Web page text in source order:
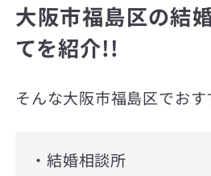
大阪市福島区の結
てを紹介!!
そんな大阪市福島区でお
・結婚相談所